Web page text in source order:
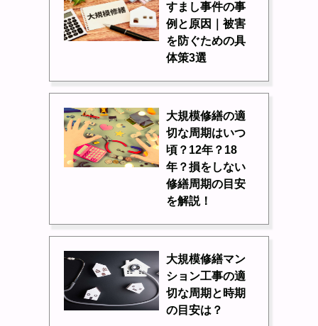
すまし事件の事
例と原因｜被害
を防ぐための具
体策3選
大規模修繕の適
切な周期はいつ
頃？12年？18
年？損をしない
修繕周期の目安
を解説！
大規模修繕マン
ション工事の適
切な周期と時期
の目安は？